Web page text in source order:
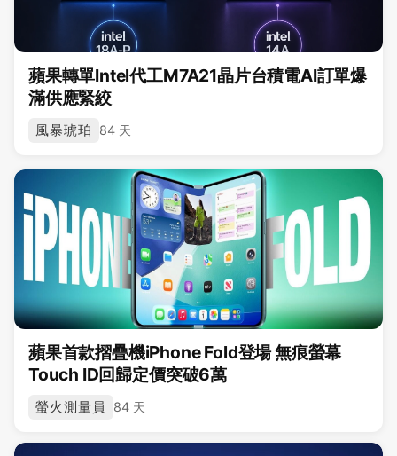
蘋果轉單Intel代工M7A21晶片台積電AI訂單爆
滿供應緊絞
風暴琥珀 84 天
蘋果首款摺疊機iPhone Fold登場 無痕螢幕
Touch ID回歸定價突破6萬
螢火測量員 84 天